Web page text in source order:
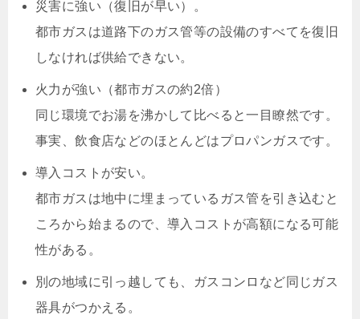
災害に強い（復旧が早い）。
都市ガスは道路下のガス管等の設備のすべてを復旧
しなければ供給できない。
火力が強い（都市ガスの約2倍）
同じ環境でお湯を沸かして比べると一目瞭然です。
事実、飲食店などのほとんどはプロパンガスです。
導入コストが安い。
都市ガスは地中に埋まっているガス管を引き込むと
ころから始まるので、導入コストが高額になる可能
性がある。
別の地域に引っ越しても、ガスコンロなど同じガス
器具がつかえる。